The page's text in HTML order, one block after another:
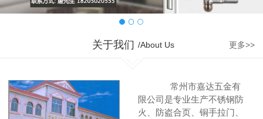
关于我们 /About Us 更多>>
常州市嘉达五金有
限公司是专业生产不锈钢防
火、防盗合页、铜手拉门、